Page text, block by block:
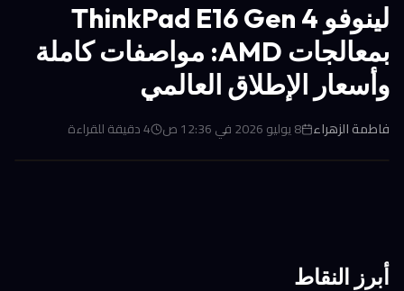
لينوفو ThinkPad E16 Gen 4
بمعالجات AMD: مواصفات كاملة
وأسعار الإطلاق العالمي
فاطمة الزهراء 8 يوليو 2026 في 12:36 ص 4دقيقة للقراءة
أبرز النقاط